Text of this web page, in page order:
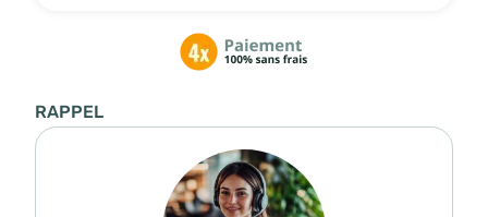
RAPPEL